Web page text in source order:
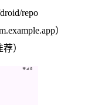
repo
）
）